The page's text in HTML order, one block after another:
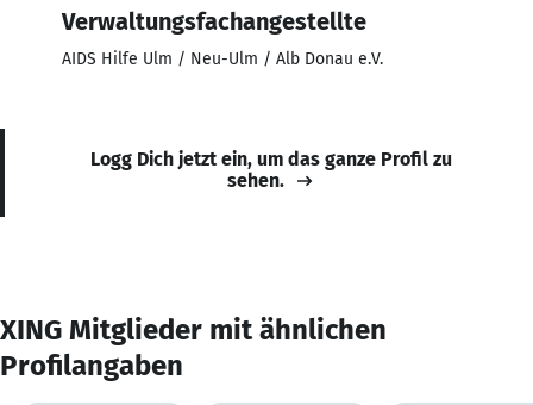
Verwaltungsfachangestellte
AIDS Hilfe Ulm / Neu-Ulm / Alb Donau e.V.
Logg Dich jetzt ein, um das ganze Profil zu
sehen.
XING Mitglieder mit ähnlichen
Profilangaben